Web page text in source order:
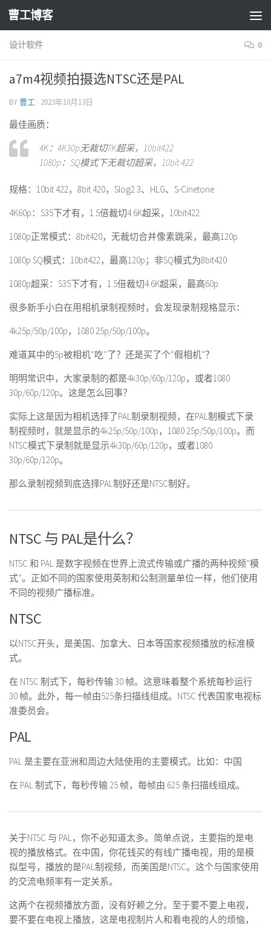
曹工博客
设计软件 0
a7m4视频拍摄选NTSC还是PAL
BY 曹工 · 2023年10月13日
最佳画质：
4K：4K30p无裁切7K超采，10bit422
1080p：SQ模式下无裁切超采，10bit 422
规格：10bit 422，8bit 420，Slog2 3、HLG、S-Cinetone
4K60p：S35下才有，1.5倍裁切4.6K超采，10bit422
1080p正常模式：8bit420，无裁切合并像素跳采，最高120p
1080p SQ模式：10bit422，最高120p；非SQ模式为8bit420
1080p超采：S35下才有，1.5倍裁切4.6K超采，最高60p
很多新手小白在用相机录制视频时，会发现录制规格显示：
4k25p/50p/100p，1080 25p/50p/100p。
难道其中的5p被相机“吃”了？还是买了个“假相机”？
明明常识中，大家录制的都是4k30p/60p/120p，或者1080
30p/60p/120p。这是怎么回事？
实际上这是因为相机选择了PAL制录制视频，在PAL制模式下录
制视频时，就是显示的4k25p/50p/100p，1080 25p/50p/100p。而
NTSC模式下录制就是显示4k30p/60p/120p，或者1080
30p/60p/120p。
那么录制视频到底选择PAL制好还是NTSC制好。
NTSC 与 PAL是什么？
NTSC 和 PAL 是数字视频在世界上流式传输或广播的两种视频“模
式”。正如不同的国家使用英制和公制测量单位一样，他们使用
不同的视频广播标准。
NTSC
以NTSC开头，是美国、加拿大、日本等国家视频播放的标准模
式。
在 NTSC 制式下，每秒传输 30 帧。这意味着整个系统每秒运行
30 帧。此外，每一帧由525条扫描线组成。NTSC 代表国家电视标
准委员会。
PAL
PAL 是主要在亚洲和周边大陆使用的主要模式。比如： 中国
在 PAL 制式下，每秒传输 25 帧，每帧由 625 条扫描线组成。
关于NTSC 与 PAL，你不必知道太多。简单点说，主要指的是电
视的播放格式。在中国，你花钱买的有线广播电视，用的是模
拟型号，播放的是PAL制视频，而美国是NTSC。这个与国家使用
的交流电频率有一定关系。
这两个在视频播放方面，没有好赖之分。至于要不要上电视，
要不要在电视上播放，这是电视制片人和看电视的人的烦恼，